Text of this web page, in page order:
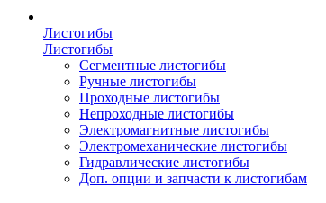
Листогибы
Листогибы
Сегментные листогибы
Ручные листогибы
Проходные листогибы
Непроходные листогибы
Электромагнитные листогибы
Электромеханические листогибы
Гидравлические листогибы
Доп. опции и запчасти к листогибам